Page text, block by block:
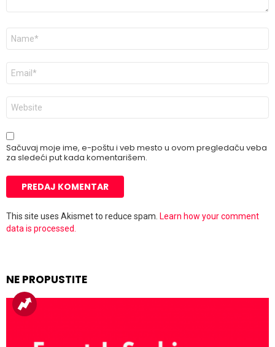
Ime
E-
pošta
*
Veb
mesto
Sačuvaj moje ime, e-poštu i veb mesto u ovom pregledaču veba
za sledeći put kada komentarišem.
This site uses Akismet to reduce spam. Learn how your comment
data is processed.
NE PROPUSTITE